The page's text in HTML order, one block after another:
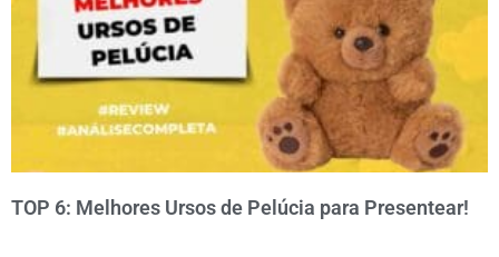
TOP 6: Melhores Ursos de Pelúcia para Presentear!